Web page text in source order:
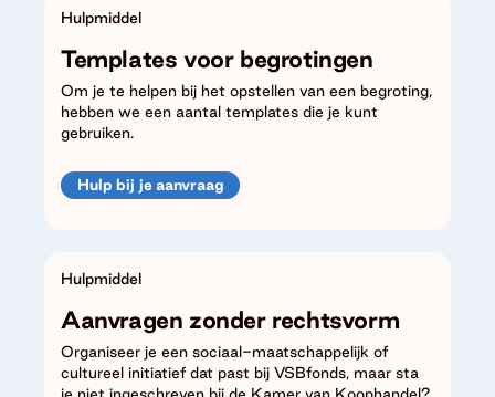
Hulpmiddel
Templates voor begrotingen
Om je te helpen bij het opstellen van een begroting,
hebben we een aantal templates die je kunt
gebruiken.
Hulp bij je aanvraag
Hulpmiddel
Aanvragen zonder rechtsvorm
Organiseer je een sociaal-maatschappelijk of
cultureel initiatief dat past bij VSBfonds, maar sta